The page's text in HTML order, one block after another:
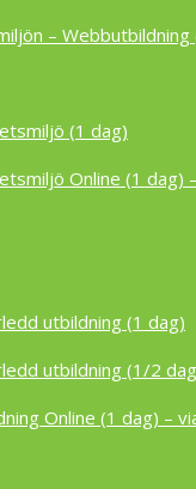
– Webbutbildning
(1 dag)
Online (1 dag)
utbildning (1 dag)
utbildning (1/2
Online (1 dag) –